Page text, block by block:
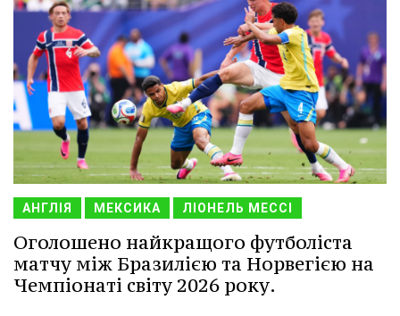
АНГЛІЯ МЕКСИКА ЛІОНЕЛЬ МЕССІ
Оголошено найкращого футболіста
матчу між Бразилією та Норвегією на
Чемпіонаті світу 2026 року.